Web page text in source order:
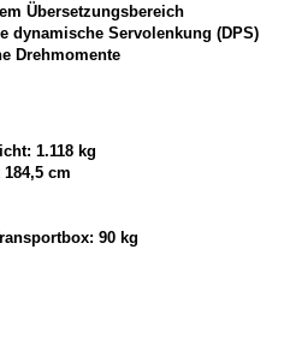
Übersetzungsbereich
dynamische Servolenkung (DPS)
Drehmomente
1.118 kg
cm
90 kg